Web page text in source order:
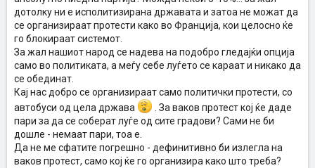
дотолку ни е исполитизирана државата и затоа не можат да
се организираат протести како во Франција, кои целосно ќе
го блокираат системот.
За жал нашиот народ се надева на подобро гледајќи опција
само во политиката, а меѓу себе луѓето се караат и никако да
се обединат.
Кај нас добро се организираат само политички протести, со
автобуси од цела држава
. За ваков протест кој ќе даде
пари за да се соберат луѓе од сите градови? Сами не би
дошле - немаат пари, тоа е.
Да не ме сфатите погрешно - дефинитивно би излегла на
ваков протест, само кој ќе го организира како што треба?